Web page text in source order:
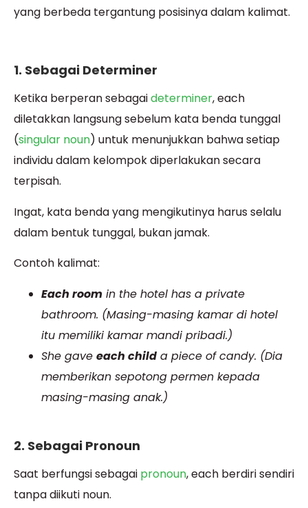
yang berbeda tergantung posisinya dalam kalimat.
1. Sebagai Determiner
Ketika berperan sebagaideterminer, each
diletakkan langsung sebelum kata benda tunggal
(singular noun) untuk menunjukkan bahwa setiap
individu dalam kelompok diperlakukan secara
terpisah.
Ingat, kata benda yang mengikutinya harus selalu
dalam bentuk tunggal, bukan jamak.
Contoh kalimat:
Each room in the hotel has a private
bathroom. (Masing-masing kamar di hotel
itu memiliki kamar mandi pribadi.)
She gave each child a piece of candy. (Dia
memberikan sepotong permen kepada
masing-masing anak.)
2. Sebagai Pronoun
Saat berfungsi sebagai pronoun, each berdiri sendiri
tanpa diikuti noun.